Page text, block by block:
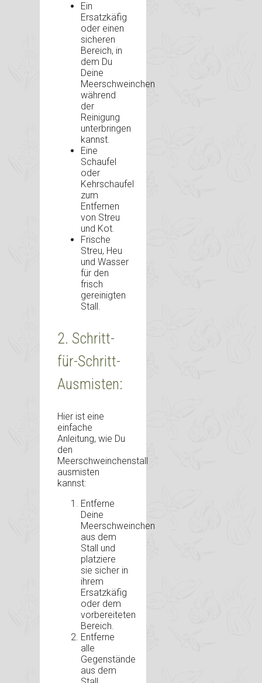
Ein
Ersatzkäfig
oder einen
sicheren
Bereich, in
dem Du
Deine
Meerschweinchen
während
der
Reinigung
unterbringen
kannst.
Eine
Schaufel
oder
Kehrschaufel
zum
Entfernen
von Streu
und Kot.
Frische
Streu, Heu
und Wasser
für den
frisch
gereinigten
Stall.
2. Schritt-
für-Schritt-
Ausmisten:
Hier ist eine
einfache
Anleitung, wie Du
den
Meerschweinchenstall
ausmisten
kannst:
Entferne
Deine
Meerschweinchen
aus dem
Stall und
platziere
sie sicher in
ihrem
Ersatzkäfig
oder dem
vorbereiteten
Bereich.
Entferne
alle
Gegenstände
aus dem